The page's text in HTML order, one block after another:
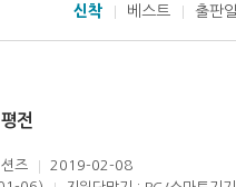
신착 베스트 출판일
전
즈
2019-02-08